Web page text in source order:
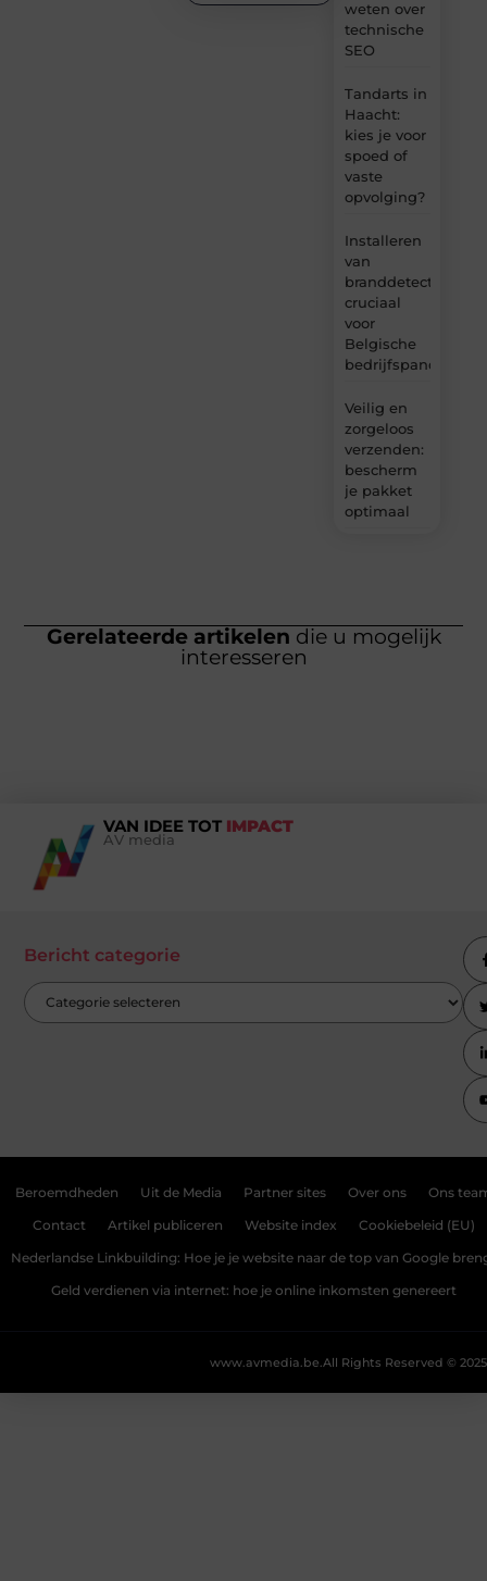
weten over
technische
SEO
Tandarts in
Haacht:
kies je voor
spoed of
vaste
opvolging?
Installeren
van
branddetectie:
cruciaal
voor
Belgische
bedrijfspanden
Veilig en
zorgeloos
verzenden:
bescherm
je pakket
optimaal
Gerelateerde artikelen die u mogelijk
interesseren
VAN IDEE TOT IMPACT
AV media
Bericht categorie
Beroemdheden Uit de Media Partner sites Over ons Ons
Contact Artikel publiceren Website index Cookiebeleid (EU)
Nederlandse Linkbuilding: Hoe je je website naar de top van Google
Geld verdienen via internet: hoe je online inkomsten genereert
All Rights Reserved © 2025
www.avmedia.be.